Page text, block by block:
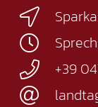
+39